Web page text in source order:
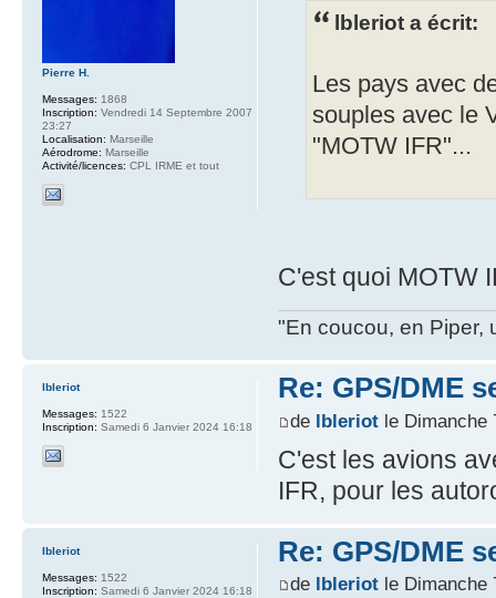
lbleriot a écrit:
Les pays avec
souples avec le
"MOTW IFR"...
C'est quoi MOTW
"En coucou, en Piper,
Pierre H.
Messages: 1868
Inscription: Vendredi 14 Septembre 2007
23:27
Localisation: Marseille
Aérodrome: Marseille
Activité/licences: CPL IRME et tout
Re: GPS/DME
de lbleriotle Dimanche
C'est les avions
IFR, pour les
lbleriot
Messages: 1522
Inscription: Samedi 6 Janvier 2024 16:18
Re: GPS/DME
de lbleriotle Dimanche
lbleriot
Messages: 1522
Inscription: Samedi 6 Janvier 2024 16:18